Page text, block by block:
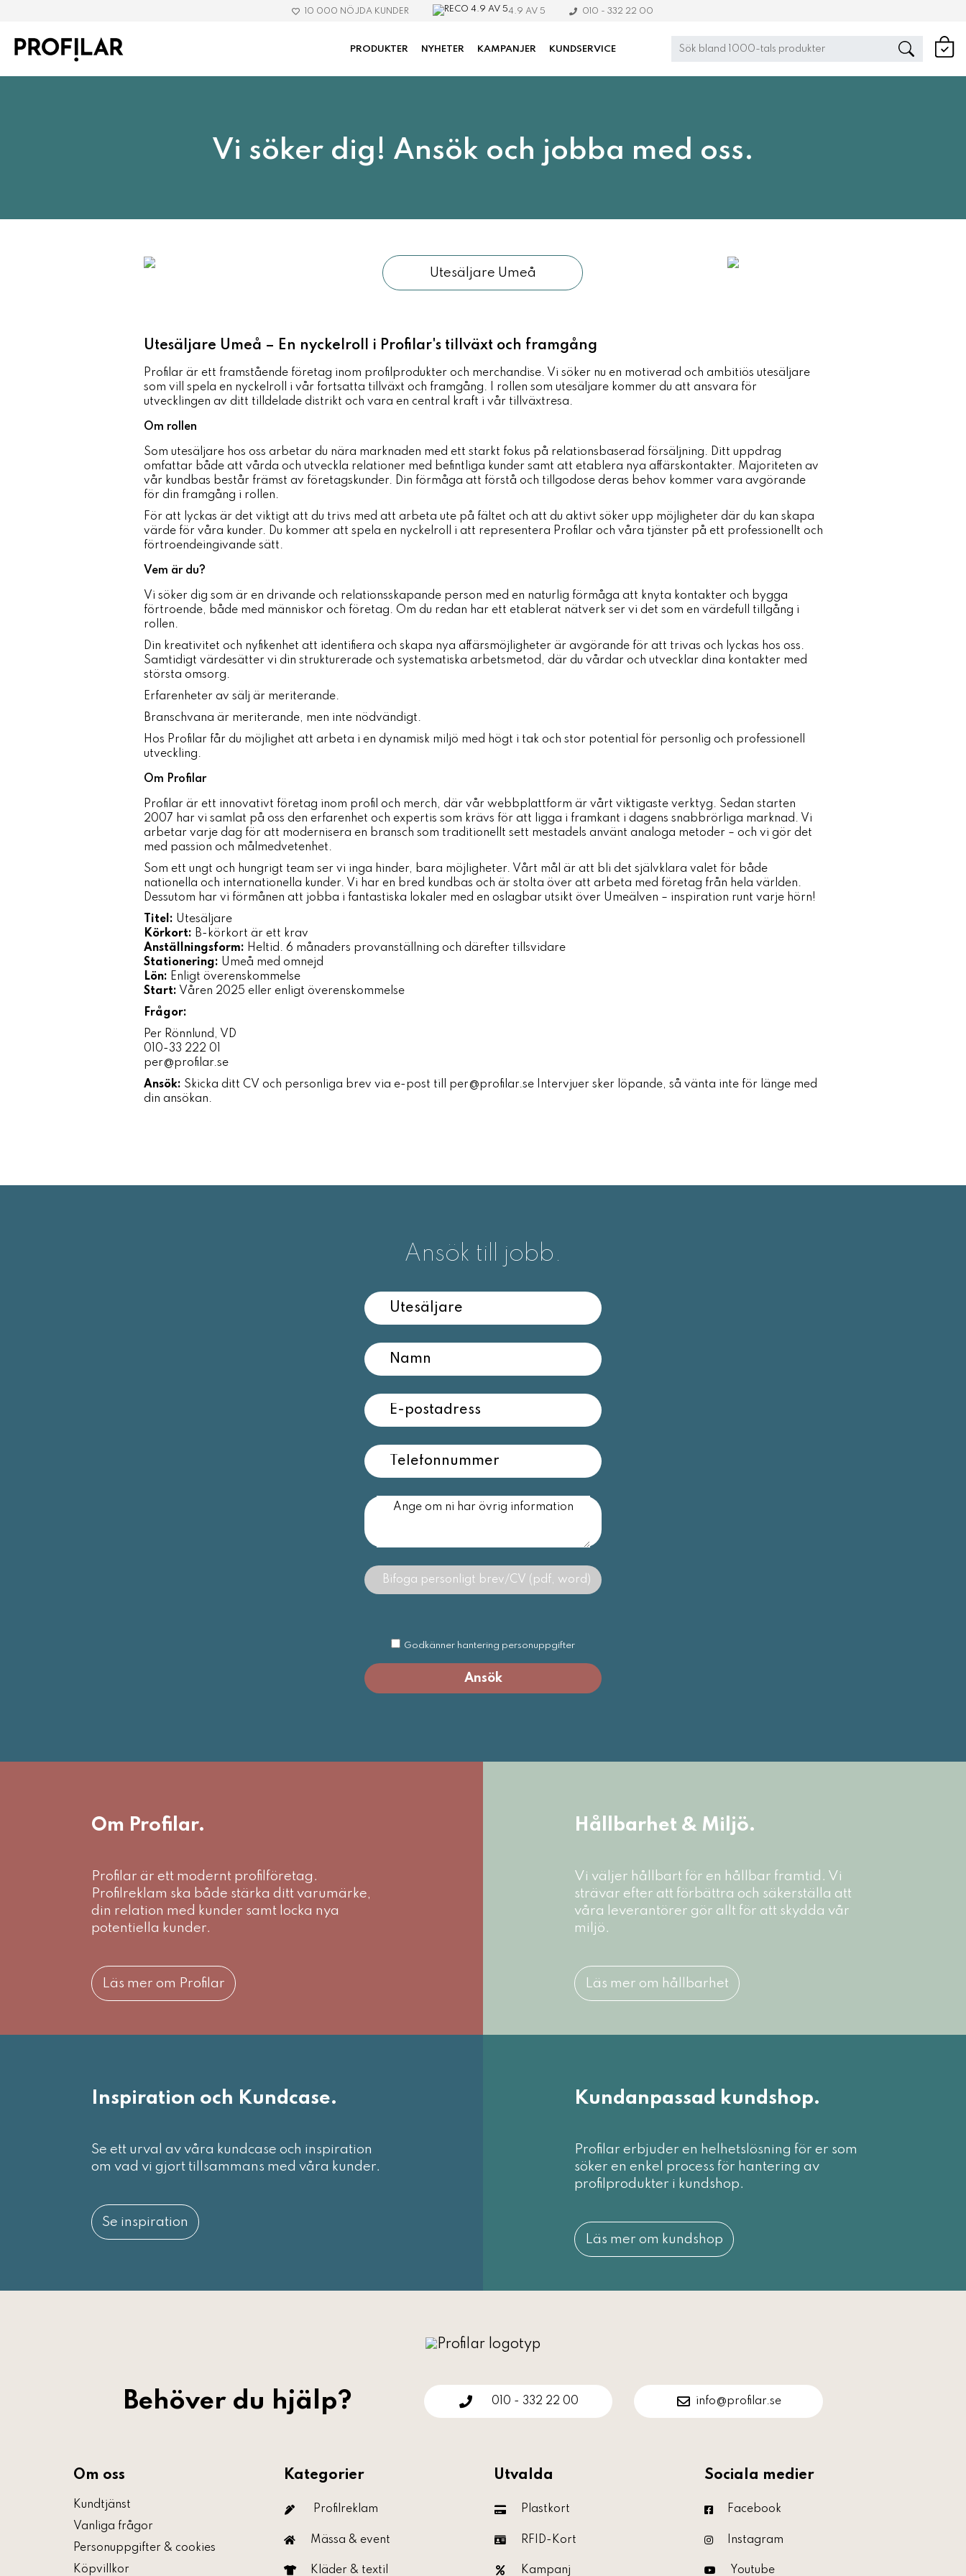
10 000 NÖJDA KUNDER 4.9 AV 5 010 - 332 22 00
PRODUKTER NYHETER KAMPANJER KUNDSERVICE
Vi söker dig! Ansök och jobba med oss.
Utesäljare Umeå
Utesäljare Umeå – En nyckelroll i Profilar's tillväxt och framgång
Profilar är ett framstående företag inom profilprodukter och merchandise. Vi söker nu en motiverad och ambitiös utesäljare
som vill spela en nyckelroll i vår fortsatta tillväxt och framgång. I rollen som utesäljare kommer du att ansvara för
utvecklingen av ditt tilldelade distrikt och vara en central kraft i vår tillväxtresa.
Om rollen
Som utesäljare hos oss arbetar du nära marknaden med ett starkt fokus på relationsbaserad försäljning. Ditt uppdrag
omfattar både att vårda och utveckla relationer med befintliga kunder samt att etablera nya affärskontakter. Majoriteten av
vår kundbas består främst av företagskunder. Din förmåga att förstå och tillgodose deras behov kommer vara avgörande
för din framgång i rollen.
För att lyckas är det viktigt att du trivs med att arbeta ute på fältet och att du aktivt söker upp möjligheter där du kan skapa
värde för våra kunder. Du kommer att spela en nyckelroll i att representera Profilar och våra tjänster på ett professionellt och
förtroendeingivande sätt.
Vem är du?
Vi söker dig som är en drivande och relationsskapande person med en naturlig förmåga att knyta kontakter och bygga
förtroende, både med människor och företag. Om du redan har ett etablerat nätverk ser vi det som en värdefull tillgång i
rollen.
Din kreativitet och nyfikenhet att identifiera och skapa nya affärsmöjligheter är avgörande för att trivas och lyckas hos oss.
Samtidigt värdesätter vi din strukturerade och systematiska arbetsmetod, där du vårdar och utvecklar dina kontakter med
största omsorg.
Erfarenheter av sälj är meriterande.
Branschvana är meriterande, men inte nödvändigt.
Hos Profilar får du möjlighet att arbeta i en dynamisk miljö med högt i tak och stor potential för personlig och professionell
utveckling.
Om Profilar
Profilar är ett innovativt företag inom profil och merch, där vår webbplattform är vårt viktigaste verktyg. Sedan starten
2007 har vi samlat på oss den erfarenhet och expertis som krävs för att ligga i framkant i dagens snabbrörliga marknad. Vi
arbetar varje dag för att modernisera en bransch som traditionellt sett mestadels använt analoga metoder – och vi gör det
med passion och målmedvetenhet.
Som ett ungt och hungrigt team ser vi inga hinder, bara möjligheter. Vårt mål är att bli det självklara valet för både
nationella och internationella kunder. Vi har en bred kundbas och är stolta över att arbeta med företag från hela världen.
Dessutom har vi förmånen att jobba i fantastiska lokaler med en oslagbar utsikt över Umeälven – inspiration runt varje hörn!
Titel: Utesäljare
Körkort: B-körkort är ett krav
Anställningsform: Heltid. 6 månaders provanställning och därefter tillsvidare
Stationering: Umeå med omnejd
Lön: Enligt överenskommelse
Start: Våren 2025 eller enligt överenskommelse
Frågor:
Per Rönnlund, VD
010-33 222 01
per@profilar.se
Ansök: Skicka ditt CV och personliga brev via e-post till per@profilar.se Intervjuer sker löpande, så vänta inte för länge med
din ansökan.
Ansök till jobb.
Bifoga personligt brev/CV (pdf, word)
Godkänner hantering personuppgifter
Ansök
Om Profilar.
Profilar är ett modernt profilföretag.
Profilreklam ska både stärka ditt varumärke,
din relation med kunder samt locka nya
potentiella kunder.
Läs mer om Profilar
Hållbarhet & Miljö.
Vi väljer hållbart för en hållbar framtid. Vi
strävar efter att förbättra och säkerställa att
våra leverantörer gör allt för att skydda vår
miljö.
Läs mer om hållbarhet
Inspiration och Kundcase.
Se ett urval av våra kundcase och inspiration
om vad vi gjort tillsammans med våra kunder.
Se inspiration
Kundanpassad kundshop.
Profilar erbjuder en helhetslösning för er som
söker en enkel process för hantering av
profilprodukter i kundshop.
Läs mer om kundshop
Behöver du hjälp? 010 - 332 22 00 info@profilar.se
Om oss
Kundtjänst
Vanliga frågor
Personuppgifter & cookies
Köpvillkor
Kategorier
Profilreklam
Mässa & event
Kläder & textil
Utvalda
Plastkort
RFID-Kort
Kampanj
Sociala medier
Facebook
Instagram
Youtube